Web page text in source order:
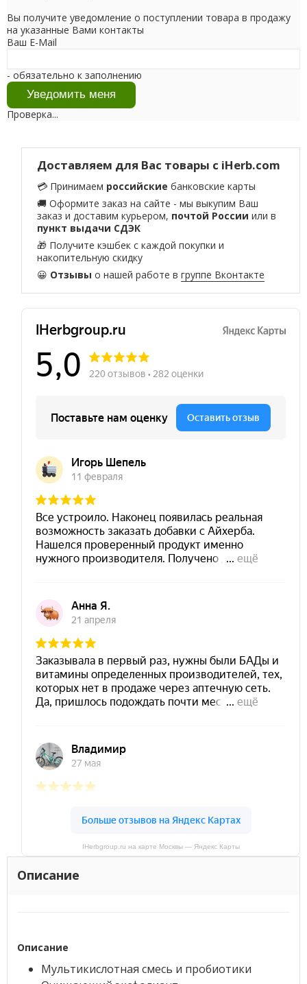
Вы получите уведомление о поступлении товара в продажу
на указанные Вами контакты
Ваш E-Mail
- обязательно к заполнению
Проверка...
Доставляем для Вас товары с iHerb.com
💳 Принимаем российские банковские карты
🚚 Оформите заказ на сайте - мы выкупим Ваш
заказ и доставим курьером, почтой России или в
пункт выдачи СДЭК
🎁 Получите кэшбек с каждой покупки и
накопительную скидку
😀 Отзывы о нашей работе вгруппе Вконтакте
IHerbgroup.ru на карте Москвы — Яндекс Карты
Описание
Описание
Мультикислотная смесь и пробиотики